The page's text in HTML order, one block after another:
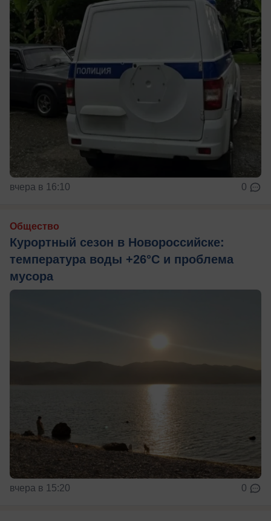
вчера в 16:10 0
Общество
Курортный сезон в Новороссийске:
температура воды +26°C и проблема
мусора
вчера в 15:20 0